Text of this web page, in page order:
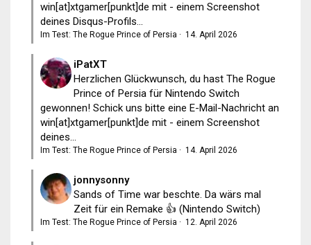
win[at]xtgamer[punkt]de mit - einem Screenshot
deines Disqus-Profils...
Im Test: The Rogue Prince of Persia · 14. April 2026
iPatXT
Herzlichen Glückwunsch, du hast The Rogue
Prince of Persia für Nintendo Switch
gewonnen! Schick uns bitte eine E-Mail-Nachricht an
win[at]xtgamer[punkt]de mit - einem Screenshot
deines...
Im Test: The Rogue Prince of Persia · 14. April 2026
jonnysonny
Sands of Time war beschte. Da wärs mal
Zeit für ein Remake 👍 (Nintendo Switch)
Im Test: The Rogue Prince of Persia · 12. April 2026